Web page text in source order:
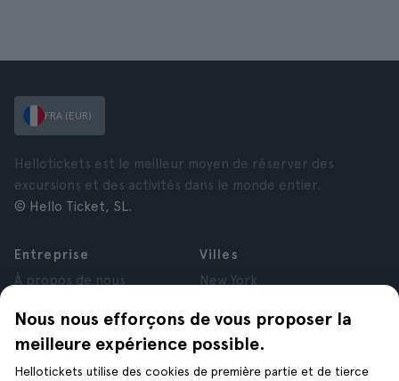
Nous nous efforçons de vous proposer la
meilleure expérience possible.
Hellotickets utilise des cookies de première partie et de tierce
FRA (EUR)
Hellotickets est le meilleur moyen de réserver des
excursions et des activités dans le monde entier.
© Hello Ticket, SL.
Entreprise
À propos de nous
Affiliés
Avis
Confidentialité
Villes
New York
Paris
Londres
Grenade